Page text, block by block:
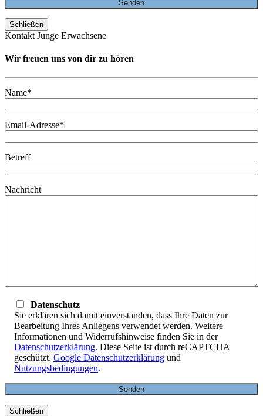
Schließen
Kontakt Junge Erwachsene
Wir freuen uns von dir zu hören
Name*
Email-Adresse*
Betreff
Nachricht
Datenschutz
Sie erklären sich damit einverstanden, dass Ihre Daten zur
Bearbeitung Ihres Anliegens verwendet werden. Weitere
Informationen und Widerrufshinweise finden Sie in der
Datenschutzerklärung. Diese Seite ist durch reCAPTCHA
geschützt. Google Datenschutzerklärung und
Nutzungsbedingungen.
Schließen